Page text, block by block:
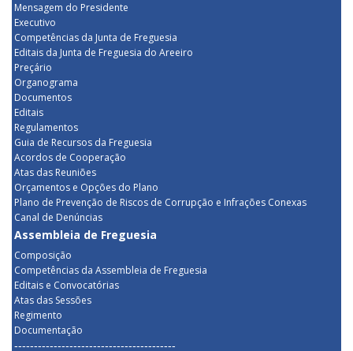
Mensagem do Presidente
Executivo
Competências da Junta de Freguesia
Editais da Junta de Freguesia do Areeiro
Preçário
Organograma
Documentos
Editais
Regulamentos
Guia de Recursos da Freguesia
Acordos de Cooperação
Atas das Reuniões
Orçamentos e Opções do Plano
Plano de Prevenção de Riscos de Corrupção e Infrações Conexas
Canal de Denúncias
Assembleia de Freguesia
Composição
Competências da Assembleia de Freguesia
Editais e Convocatórias
Atas das Sessões
Regimento
Documentação
-----------------------------------------